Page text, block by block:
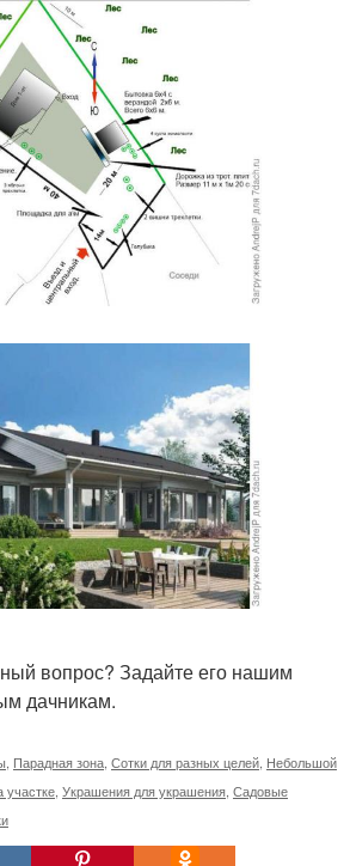
вопрос? Задайте его нашим
дачникам.
, Парадная зона, Сотки для разных целей, Небольшой
, Украшения для украшения, Садовые